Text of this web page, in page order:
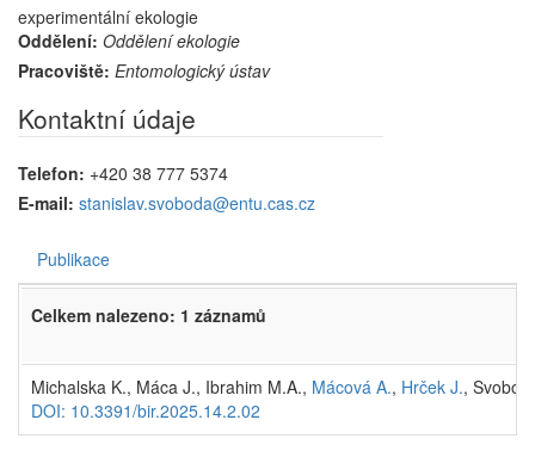
experimentální ekologie
Oddělení: Oddělení ekologie
Pracoviště: Entomologický ústav
Kontaktní údaje
Telefon: +420 38 777 5374
E-mail: stanislav.svoboda@entu.cas.cz
Publikace
Celkem nalezeno: 1 záznamů
Michalska K., Máca J., Ibrahim M.A., Mácová A., Hrček J.,
DOI: 10.3391/bir.2025.14.2.02